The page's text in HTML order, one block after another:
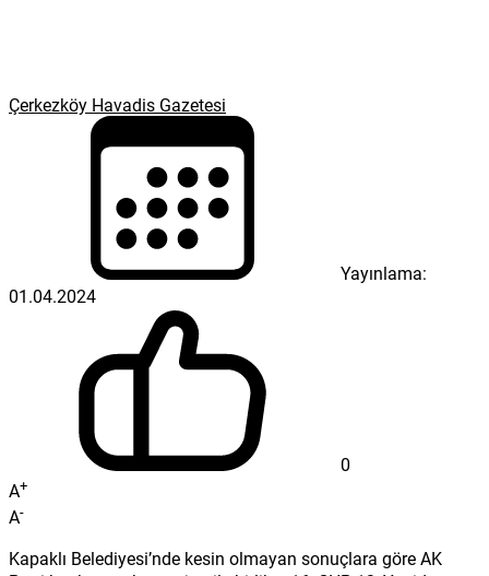
Çerkezköy Havadis Gazetesi
Yayınlama:
01.04.2024
0
A+
A-
Kapaklı Belediyesi’nde kesin olmayan sonuçlara göre AK